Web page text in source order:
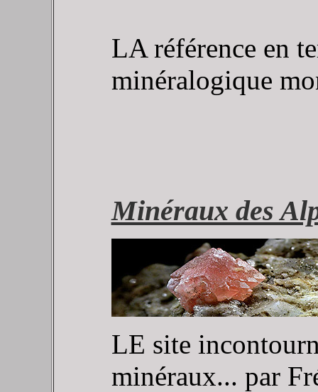
LA référence en
minéralogique
Minéraux des
LE site
minéraux... par